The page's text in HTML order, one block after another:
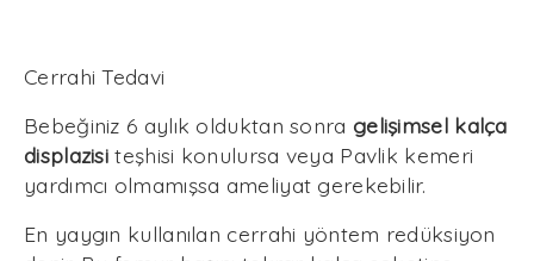
Cerrahi Tedavi
Bebeğiniz 6 aylık olduktan sonra gelişimsel kalça
displazisiteşhisi konulursa veya Pavlik kemeri
yardımcı olmamışsa ameliyat gerekebilir.
En yaygın kullanılan cerrahi yöntem redüksiyon